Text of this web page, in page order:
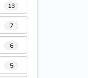
13
7
6
5